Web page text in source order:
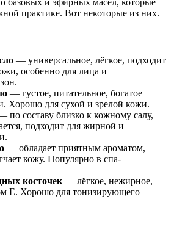
практике. Вот некоторые из них.
— универсальное, лёгкое, подходит
особенно для лица и
— густое, питательное, богатое
Хорошо для сухой и зрелой кожи.
по составу близко к кожному салу,
подходит для жирной и
— обладает приятным ароматом,
кожу. Популярно в спа-
косточек — лёгкое, нежирное,
Е. Хорошо для тонизирующего